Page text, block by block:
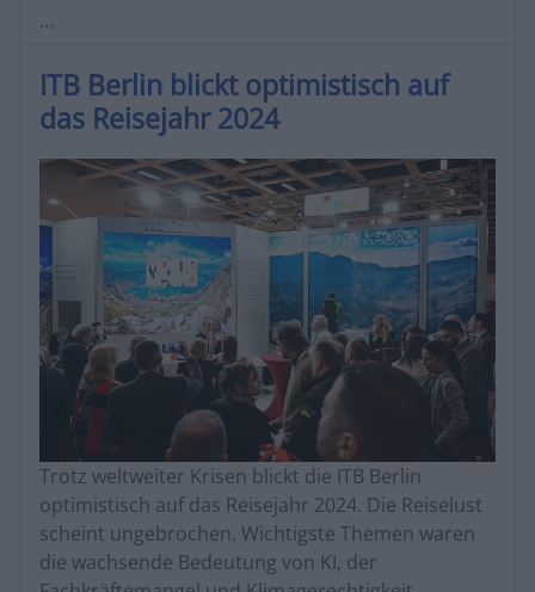
...
ITB Berlin blickt optimistisch auf
das Reisejahr 2024
Trotz weltweiter Krisen blickt die ITB Berlin
optimistisch auf das Reisejahr 2024. Die Reiselust
scheint ungebrochen. Wichtigste Themen waren
die wachsende Bedeutung von KI, der